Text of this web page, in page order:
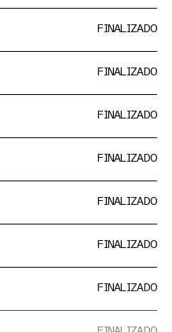
FINALIZADO
FINALIZADO
FINALIZADO
FINALIZADO
FINALIZADO
FINALIZADO
FINALIZADO